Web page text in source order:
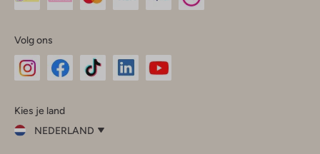
Volg ons
InstagramFacebook
Kies je land
NEDERLAND